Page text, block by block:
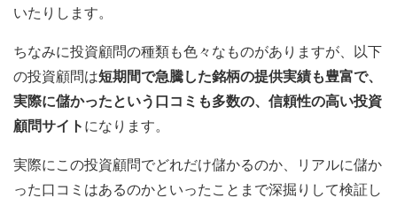
いたりします。
ちなみに投資顧問の種類も色々なものがありますが、以下
の投資顧問は短期間で急騰した銘柄の提供実績も豊富で、
実際に儲かったという口コミも多数の、信頼性の高い投資
顧問サイト になります。
実際にこの投資顧問でどれだけ儲かるのか、リアルに儲か
った口コミはあるのかといったことまで深掘りして検証し